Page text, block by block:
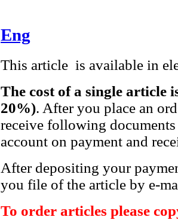
Eng
This article is available in
The cost of a single article
20%). After you place an
receive following
account on payment and
After depositing your
you file of the article by e-
To order articles please